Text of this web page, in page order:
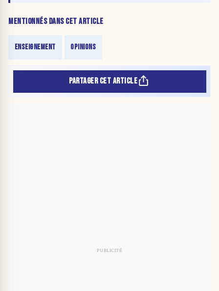
MENTIONNÉS DANS CET ARTICLE
ENSEIGNEMENT OPINIONS
PARTAGER CET ARTICLE